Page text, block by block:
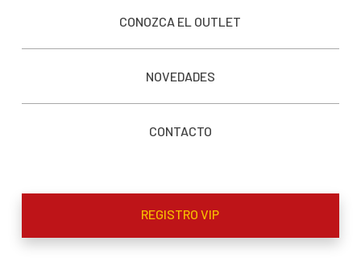
CONOZCA EL OUTLET
NOVEDADES
CONTACTO
REGISTRO VIP